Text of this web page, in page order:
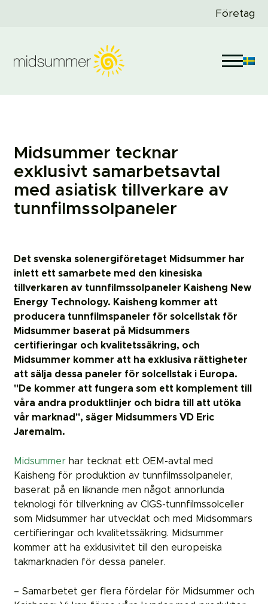
Företag
Midsummer tecknar
exklusivt samarbetsavtal
med asiatisk tillverkare av
tunnfilmssolpaneler
Det svenska solenergiföretaget Midsummer har
inlett ett samarbete med den kinesiska
tillverkaren av tunnfilmssolpaneler Kaisheng New
Energy Technology. Kaisheng kommer att
producera tunnfilmspaneler för solcellstak för
Midsummer baserat på Midsummers
certifieringar och kvalitetssäkring, och
Midsummer kommer att ha exklusiva rättigheter
att sälja dessa paneler för solcellstak i Europa.
"De kommer att fungera som ett komplement till
våra andra produktlinjer och bidra till att utöka
vår marknad", säger Midsummers VD Eric
Jaremalm.
Midsummerhar tecknat ett OEM-avtal med
Kaisheng för produktion av tunnfilmssolpaneler,
baserat på en liknande men något annorlunda
teknologi för tillverkning av CIGS-tunnfilmssolceller
som Midsummer har utvecklat och med Midsommars
certifieringar och kvalitetssäkring. Midsummer
kommer att ha exklusivitet till den europeiska
takmarknaden för dessa paneler.
– Samarbetet ger flera fördelar för Midsummer och